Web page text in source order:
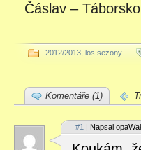
Čáslav – Táborsko
2012/2013 los sezony
Komentáře (1)
#1 | Napsal